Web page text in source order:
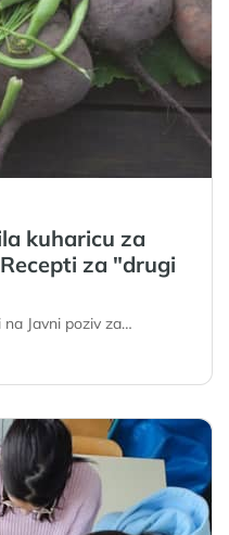
kuharicu za
za "drugi
Javni poziv za…